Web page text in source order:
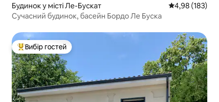
Будинок у місті Ле-Бускат Середня
4,98 (183)
Сучасний будинок, басейн Бордо Ле Буска
Топ вибір гостей
Вибір гостей